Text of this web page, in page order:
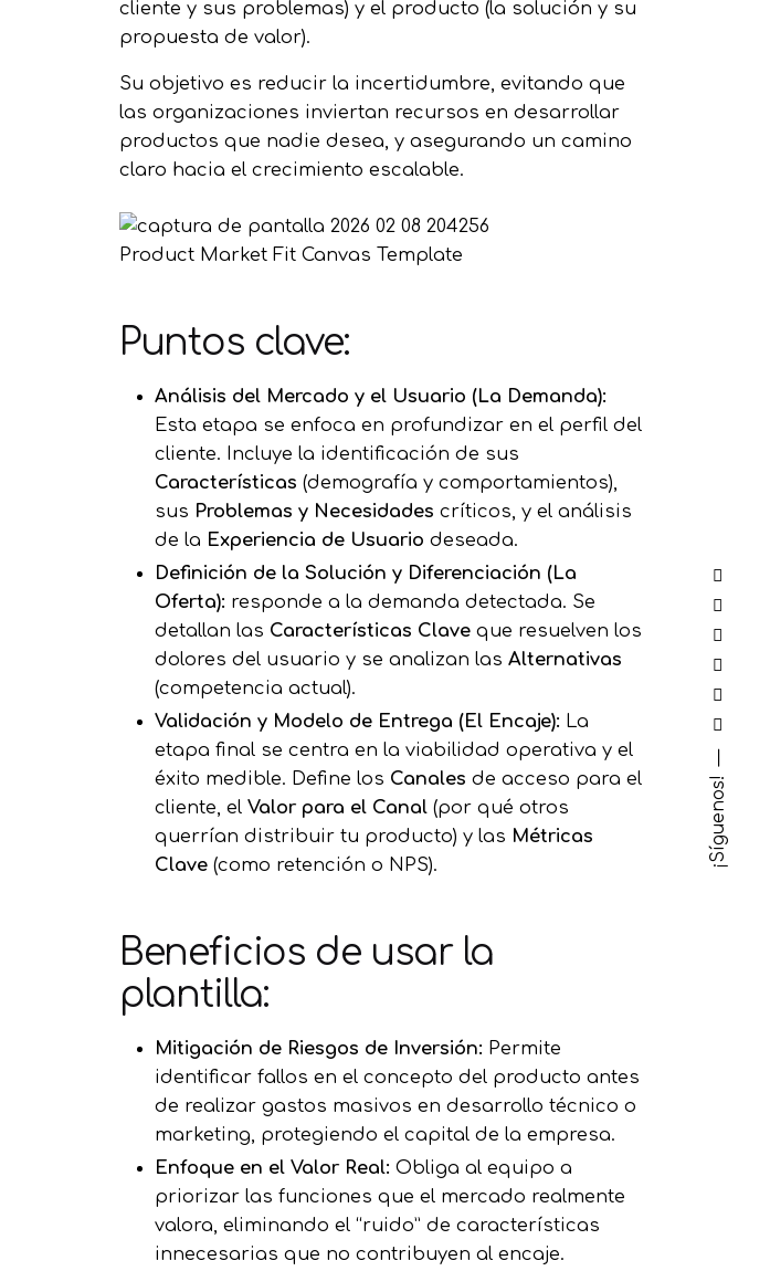
¡Síguenos!
Perfil
cliente y sus problemas) y el producto (la solución y su
propuesta de valor).
Su objetivo es reducir la incertidumbre, evitando que
las organizaciones inviertan recursos en desarrollar
productos que nadie desea, y asegurando un camino
claro hacia el crecimiento escalable.
Product Market Fit Canvas Template
Puntos clave:
Análisis del Mercado y el Usuario (La Demanda):
Esta etapa se enfoca en profundizar en el perfil del
cliente. Incluye la identificación de sus
Características (demografía y comportamientos),
sus Problemas y Necesidades críticos, y el análisis
de la Experiencia de Usuario deseada.
Definición de la Solución y Diferenciación (La
Oferta): responde a la demanda detectada. Se
detallan las Características Claveque resuelven los
dolores del usuario y se analizan las Alternativas
(competencia actual).
Validación y Modelo de Entrega (El Encaje): La
etapa final se centra en la viabilidad operativa y el
éxito medible. Define los Canales de acceso para el
cliente, el Valor para el Canal(por qué otros
querrían distribuir tu producto) y las Métricas
Clave(como retención o NPS).
Beneficios de usar la
plantilla:
Mitigación de Riesgos de Inversión: Permite
identificar fallos en el concepto del producto antes
de realizar gastos masivos en desarrollo técnico o
marketing, protegiendo el capital de la empresa.
Enfoque en el Valor Real: Obliga al equipo a
priorizar las funciones que el mercado realmente
valora, eliminando el “ruido” de características
innecesarias que no contribuyen al encaje.